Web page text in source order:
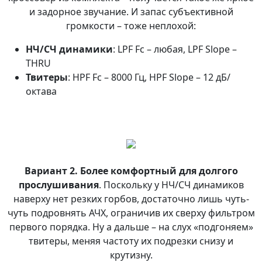
и задорное звучание. И запас субъективной
громкости – тоже неплохой:
НЧ/СЧ динамики: LPF Fc – любая, LPF Slope –
THRU
Твитеры: HPF Fc – 8000 Гц, HPF Slope – 12 дБ/
октава
Вариант 2. Более комфортный для долгого
прослушивания. Поскольку у НЧ/СЧ динамиков
наверху нет резких горбов, достаточно лишь чуть-
чуть подровнять АЧХ, ограничив их сверху фильтром
первого порядка. Ну а дальше – на слух «подгоняем»
твитеры, меняя частоту их подрезки снизу и
крутизну.